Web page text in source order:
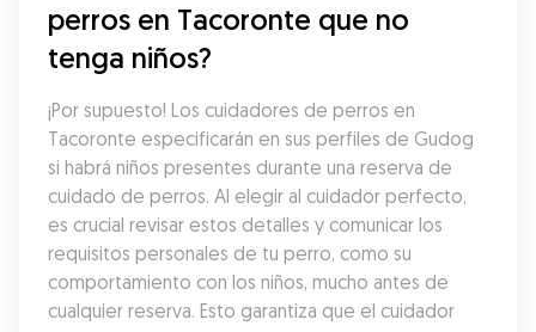
perros en Tacoronte que no
tenga niños?
¡Por supuesto! Los cuidadores de perros en
Tacoronte especificarán en sus perfiles de Gudog
si habrá niños presentes durante una reserva de
cuidado de perros. Al elegir al cuidador perfecto,
es crucial revisar estos detalles y comunicar los
requisitos personales de tu perro, como su
comportamiento con los niños, mucho antes de
cualquier reserva. Esto garantiza que el cuidador